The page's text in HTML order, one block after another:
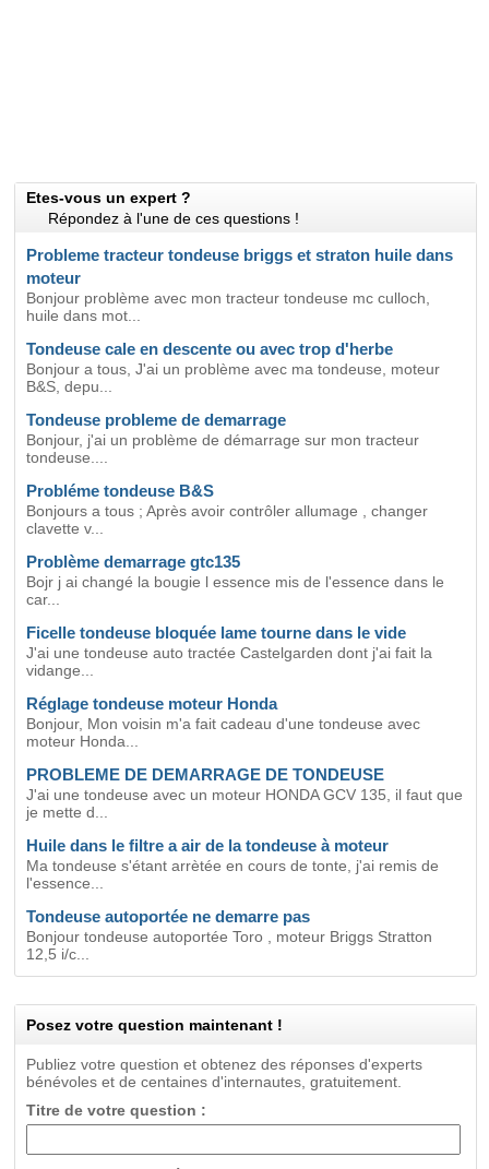
Etes-vous un expert ?
Répondez à l'une de ces questions !
Probleme tracteur tondeuse briggs et straton huile dans
moteur
Bonjour problème avec mon tracteur tondeuse mc culloch,
huile dans mot...
Tondeuse cale en descente ou avec trop d'herbe
Bonjour a tous, J'ai un problème avec ma tondeuse, moteur
B&S, depu...
Tondeuse probleme de demarrage
Bonjour, j'ai un problème de démarrage sur mon tracteur
tondeuse....
Probléme tondeuse B&S
Bonjours a tous ; Après avoir contrôler allumage , changer
clavette v...
Problème demarrage gtc135
Bojr j ai changé la bougie l essence mis de l'essence dans le
car...
Ficelle tondeuse bloquée lame tourne dans le vide
J'ai une tondeuse auto tractée Castelgarden dont j'ai fait la
vidange...
Réglage tondeuse moteur Honda
Bonjour, Mon voisin m'a fait cadeau d'une tondeuse avec
moteur Honda...
PROBLEME DE DEMARRAGE DE TONDEUSE
J'ai une tondeuse avec un moteur HONDA GCV 135, il faut que
je mette d...
Huile dans le filtre a air de la tondeuse à moteur
Ma tondeuse s'étant arrètée en cours de tonte, j'ai remis de
l'essence...
Tondeuse autoportée ne demarre pas
Bonjour tondeuse autoportée Toro , moteur Briggs Stratton
12,5 i/c...
Posez votre question maintenant !
Publiez votre question et obtenez des réponses d'experts
bénévoles et de centaines d'internautes, gratuitement.
Titre de votre question :